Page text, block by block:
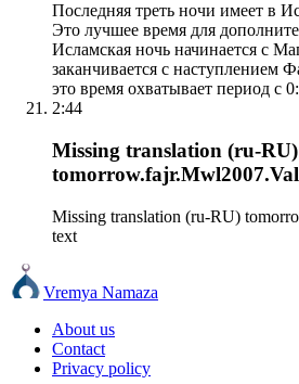
Последняя треть ночи имеет в
Это лучшее время для
Исламская ночь начинается с
заканчивается с наступлением
это время охватывает период с
2:44
Missing translation (ru-RU)
Missing translation (ru-RU)
text
Vremya Namaza
About us
Contact
Privacy policy